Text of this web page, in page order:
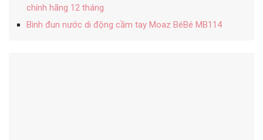
chính hãng 12 tháng
Bình đun nước di động cầm tay Moaz BéBé MB114